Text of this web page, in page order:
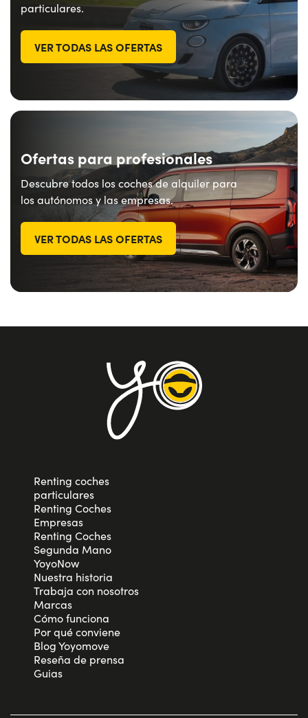
particulares.
VER TODAS LAS OFERTAS
Ofertas para profesionales
Descubre todos los coches de alquiler para
los autónomos y las empresas.
VER TODAS LAS OFERTAS
Renting coches
particulares
Renting Coches
Empresas
Renting Coches
Segunda Mano
YoyoNow
Nuestra historia
Trabaja con nosotros
Marcas
Cómo funciona
Por qué conviene
Blog Yoyomove
Reseña de prensa
Guias